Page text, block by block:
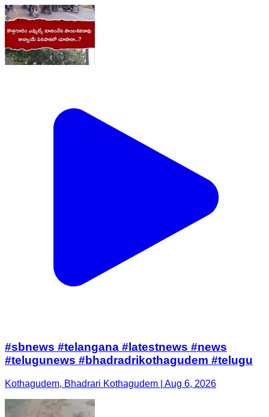
#sbnews #telangana #latestnews #news
#telugunews #bhadradrikothagudem #telugu
Kothagudem, Bhadrari Kothagudem | Aug 6, 2026